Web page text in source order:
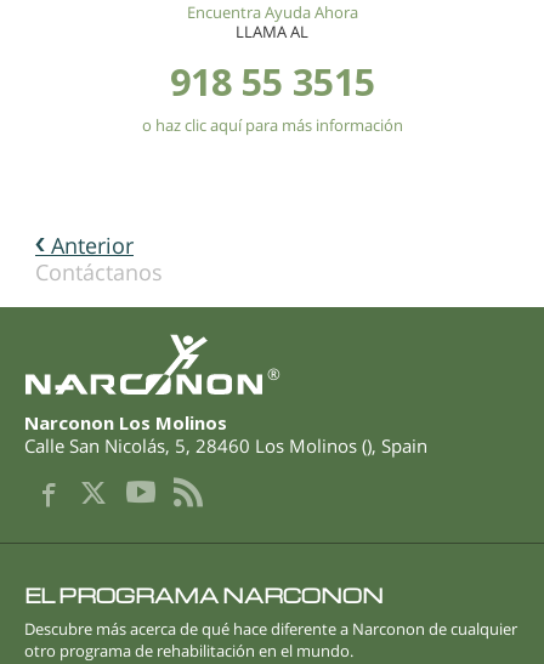
Encuentra Ayuda Ahora
LLAMA AL
918 55 3515
o haz clic aquí para más información
Anterior
Contáctanos
®
Narconon Los Molinos
Calle San Nicolás, 5, 28460 Los Molinos (), Spain
EL PROGRAMA NARCONON
Descubre más acerca de qué hace diferente a Narconon de cualquier
otro programa de rehabilitación en el mundo.